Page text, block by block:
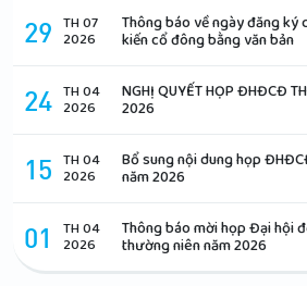
29 TH 07
2026
Thông báo về ngày đăng ký
kiến cổ đông bằng văn bản
24 TH 04
2026
NGHỊ QUYẾT HỌP ĐHĐCĐ
2026
15 TH 04
2026
Bổ sung nội dung họp
năm 2026
01 TH 04
2026
Thông báo mời họp Đại hội
thường niên năm 2026